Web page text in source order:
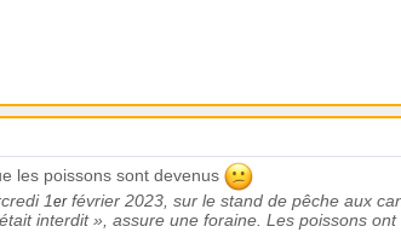
les poissons sont devenus
1erfévrier 2023, sur le stand de pêche aux
interdit », assure une foraine. Les poissons